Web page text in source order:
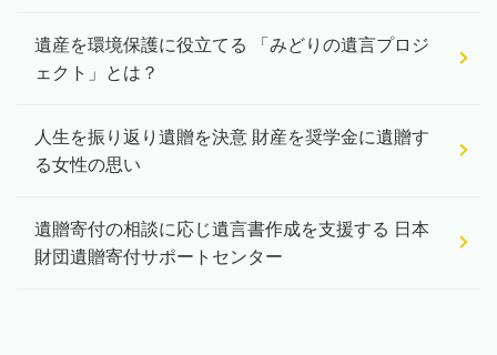
遺産を環境保護に役立てる 「みどりの遺言プロジ
ェクト」とは？
人生を振り返り遺贈を決意 財産を奨学金に遺贈す
る女性の思い
遺贈寄付の相談に応じ遺言書作成を支援する 日本
財団遺贈寄付サポートセンター